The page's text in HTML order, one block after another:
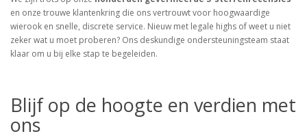
en onze trouwe klantenkring die ons vertrouwt voor hoogwaardige
wierook en snelle, discrete service. Nieuw met legale highs of weet u niet
zeker wat u moet proberen? Ons deskundige ondersteuningsteam staat
klaar om u bij elke stap te begeleiden.
Blijf op de hoogte en verdien met
ons